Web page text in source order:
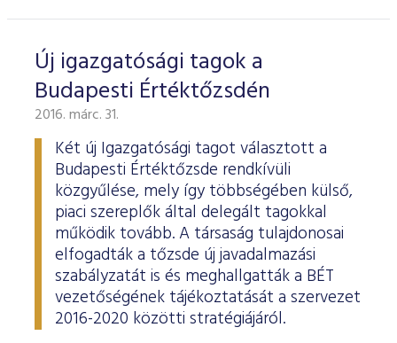
Új igazgatósági tagok a
Budapesti Értéktőzsdén
2016. márc. 31.
Két új Igazgatósági tagot választott a
Budapesti Értéktőzsde rendkívüli
közgyűlése, mely így többségében külső,
piaci szereplők által delegált tagokkal
működik tovább. A társaság tulajdonosai
elfogadták a tőzsde új javadalmazási
szabályzatát is és meghallgatták a BÉT
vezetőségének tájékoztatását a szervezet
2016-2020 közötti stratégiájáról.